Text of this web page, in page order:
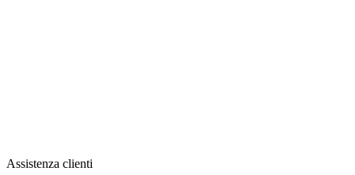
Assistenza clienti